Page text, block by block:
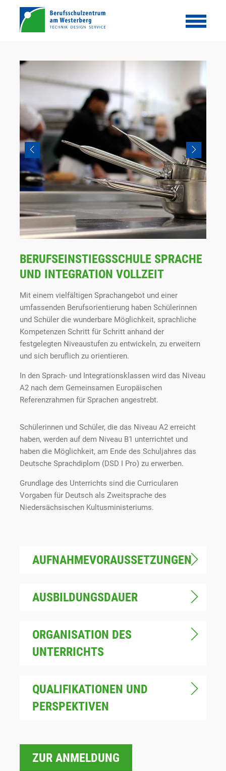
BERUFSEINSTIEGSSCHULE SPRACHE
UND INTEGRATION VOLLZEIT
Mit einem vielfältigen Sprachangebot und einer
umfassenden Berufsorientierung haben Schülerinnen
und Schüler die wunderbare Möglichkeit, sprachliche
Kompetenzen Schritt für Schritt anhand der
festgelegten Niveaustufen zu entwickeln, zu erweitern
und sich beruflich zu orientieren.
In den Sprach- und Integrationsklassen wird das Niveau
A2 nach dem Gemeinsamen Europäischen
Referenzrahmen für Sprachen angestrebt.
Schülerinnen und Schüler, die das Niveau A2 erreicht
haben, werden auf dem Niveau B1 unterrichtet und
haben die Möglichkeit, am Ende des Schuljahres das
Deutsche Sprachdiplom (DSD I Pro) zu erwerben.
Grundlage des Unterrichts sind die Curricularen
Vorgaben für Deutsch als Zweitsprache des
Niedersächsischen Kultusministeriums.
AUFNAHMEVORAUSSETZUNGEN
AUSBILDUNGSDAUER
ORGANISATION DES
UNTERRICHTS
QUALIFIKATIONEN UND
PERSPEKTIVEN
ZUR ANMELDUNG